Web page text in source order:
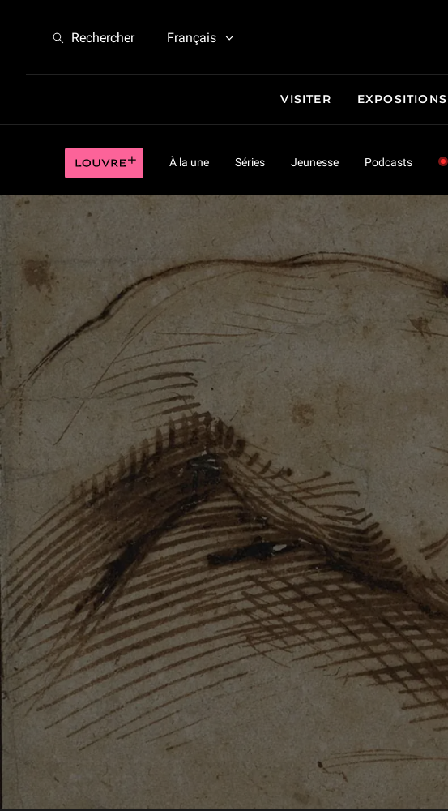
Rechercher Français
VISITER
À la une Séries Jeunesse Podcasts
Jouer la vidéo Le primat du dessin à la Renaissance (1/5)